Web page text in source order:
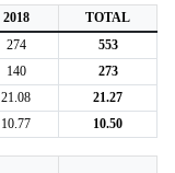
2018
TOTAL
274
553
140
273
21.08
21.27
10.77 10.50